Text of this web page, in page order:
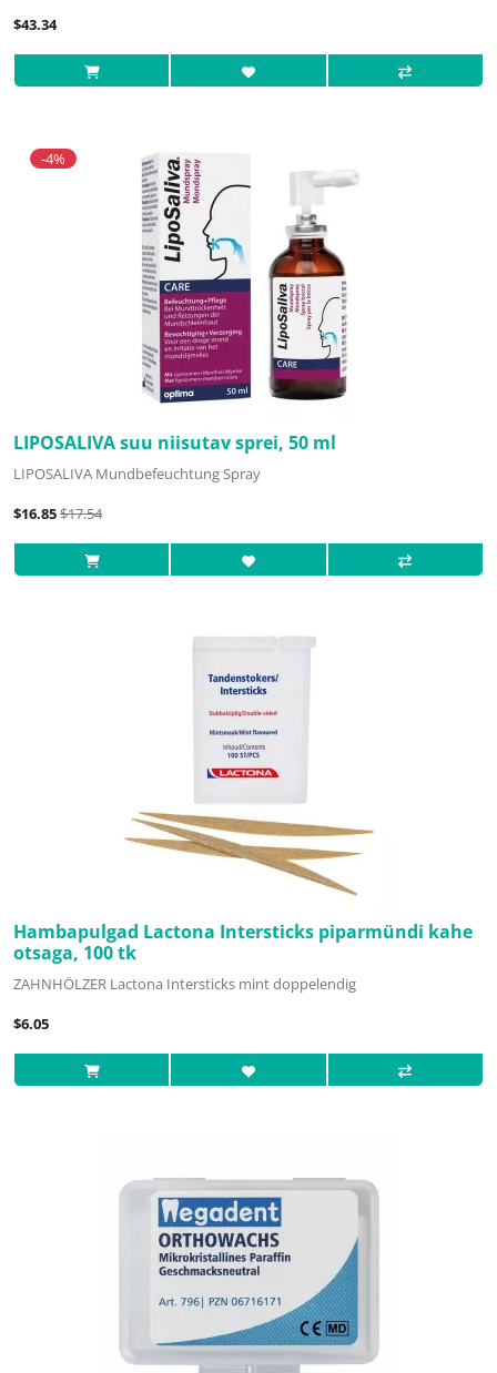
$43.34
-4%
LIPOSALIVA suu niisutav sprei, 50 ml
LIPOSALIVA Mundbefeuchtung Spray
$16.85$17.54
Hambapulgad Lactona Intersticks piparmündi kahe
otsaga, 100 tk
ZAHNHÖLZER Lactona Intersticks mint doppelendig
$6.05